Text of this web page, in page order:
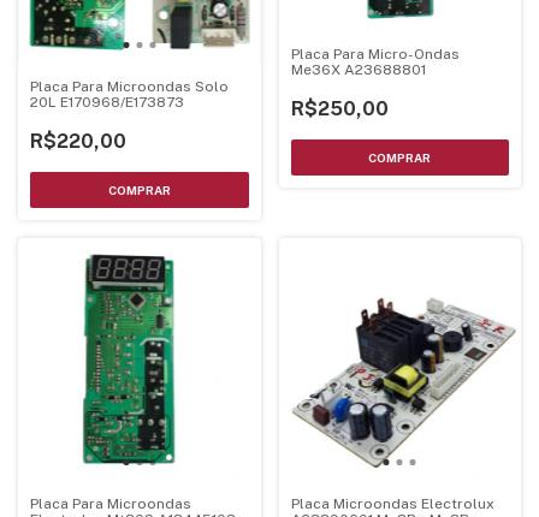
Placa Para Microondas Solo
20L E170968/E173873
R$220,00
Placa Para Micro-Ondas
Me36X A23688801
R$250,00
Placa Para Microondas
Placa Microondas Electrolux